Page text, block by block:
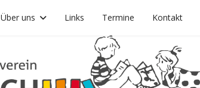
Über uns Links Termine Kontakt